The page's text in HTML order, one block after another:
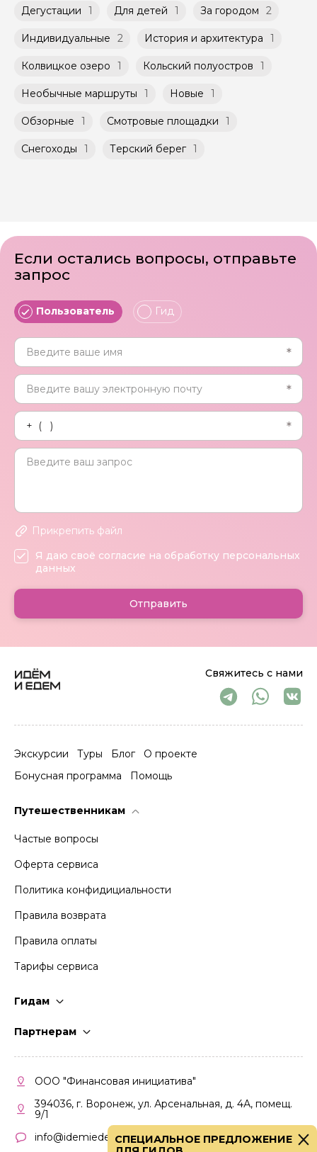
Дегустации 1 Для детей 1 За городом 2
Индивидуальные 2 История и архитектура 1
Колвицкое озеро 1 Кольский полуостров 1
Необычные маршруты 1 Новые 1
Обзорные 1 Смотровые площадки 1
Снегоходы 1 Терский берег 1
Свяжитесь с нами
Экскурсии Туры Блог
О проекте
Бонусная программа
Помощь
Путешественникам
Частые вопросы
Оферта сервиса
Политика конфидициальности
Правила возврата
Правила оплаты
Тарифы сервиса
Гидам
Партнерам
Кабинет партнера
Правила участия
ООО "Финансовая инициатива"
394036, г. Воронеж, ул. Арсенальная, д. 4А, помещ.
9/1
info@idemiedem.ru
Если остались вопросы, отправьте
запрос
Пользователь Гид
Прикрепить файл
Я даю своё согласие на обработку персональных
данных
Отправить
СПЕЦИАЛЬНОЕ ПРЕДЛОЖЕНИЕ